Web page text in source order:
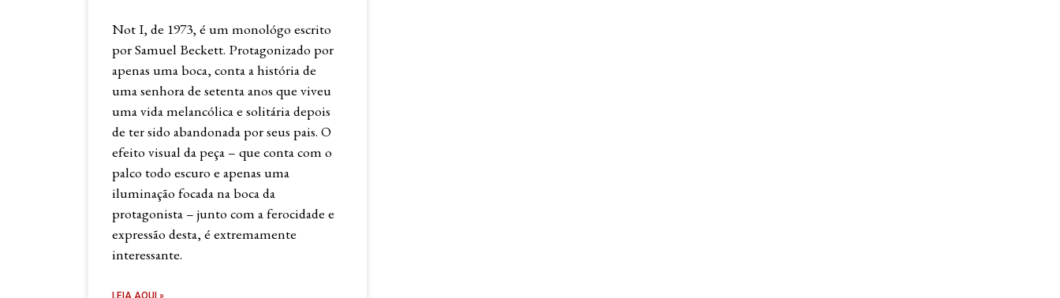
Not I, de 1973, é um monológo escrito
por Samuel Beckett. Protagonizado por
apenas uma boca, conta a história de
uma senhora de setenta anos que viveu
uma vida melancólica e solitária depois
de ter sido abandonada por seus pais. O
efeito visual da peça – que conta com o
palco todo escuro e apenas uma
iluminação focada na boca da
protagonista – junto com a ferocidade e
expressão desta, é extremamente
interessante.
LEIA AQUI »